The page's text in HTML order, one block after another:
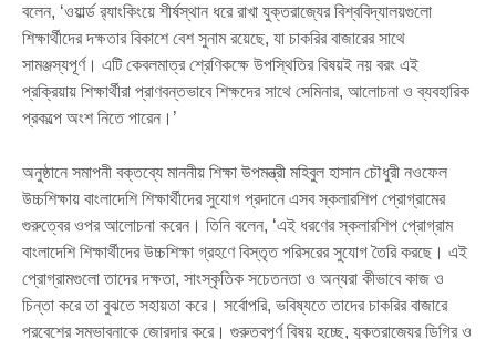
বলেন, ‘ওয়ার্ল্ড র‍্যাংকিংয়ে শীর্ষস্থান ধরে রাখা যুক্তরাজ্যের বিশ্ববিদ্যালয়গুলো
শিক্ষার্থীদের দক্ষতার বিকাশে বেশ সুনাম রয়েছে, যা চাকরির বাজারের সাথে
সামঞ্জস্যপূর্ণ। এটি কেবলমাত্র শ্রেণিকক্ষে উপস্থিতির বিষয়ই নয় বরং এই
প্রক্রিয়ায় শিক্ষার্থীরা প্রাণবন্তভাবে শিক্ষদের সাথে সেমিনার, আলোচনা ও ব্যবহারিক
প্রকল্পে অংশ নিতে পারেন।’
অনুষ্ঠানে সমাপনী বক্তব্যে মাননীয় শিক্ষা উপমন্ত্রী মহিবুল হাসান চৌধুরী নওফেল
উচ্চশিক্ষায় বাংলাদেশি শিক্ষার্থীদের সুযোগ প্রদানে এসব স্কলারশিপ প্রোগ্রামের
গুরুত্বের ওপর আলোচনা করেন। তিনি বলেন, ‘এই ধরণের স্কলারশিপ প্রোগ্রাম
বাংলাদেশি শিক্ষার্থীদের উচ্চশিক্ষা গ্রহণে বিস্তৃত পরিসরের সুযোগ তৈরি করছে। এই
প্রোগ্রামগুলো তাদের দক্ষতা, সাংস্কৃতিক সচেতনতা ও অন্যরা কীভাবে কাজ ও
চিন্তা করে তা বুঝতে সহায়তা করে। সর্বোপরি, ভবিষ্যতে তাদের চাকরির বাজারে
প্রবেশের সম্ভাবনাকে জোরদার করে। গুরুত্বপূর্ণ বিষয় হচ্ছে, যুক্তরাজ্যের ডিগ্রি ও